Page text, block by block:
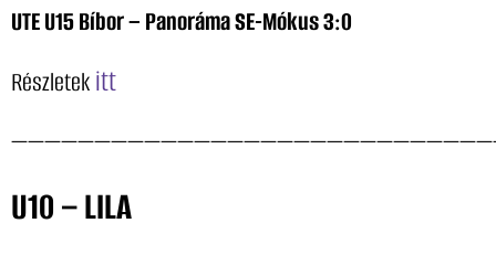
UTE U15 Bíbor – Panoráma SE-Mókus 3:0
Részletekitt
U10 – LILA